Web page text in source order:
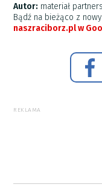
Autor: materiał
Bądź na bieżąco z
naszraciborz.pl w
REKLAMA